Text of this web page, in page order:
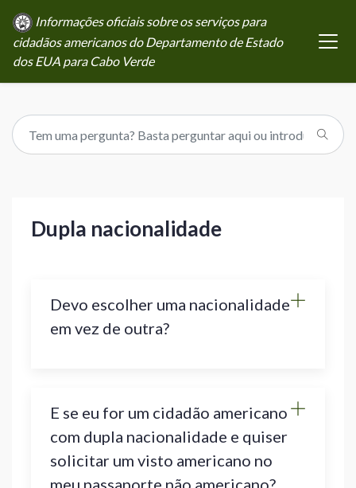
Informações oficiais sobre os serviços para
cidadãos americanos do Departamento de Estado
dos EUA para Cabo Verde
Dupla nacionalidade
Devo escolher uma nacionalidade
em vez de outra?
E se eu for um cidadão americano
com dupla nacionalidade e quiser
solicitar um visto americano no